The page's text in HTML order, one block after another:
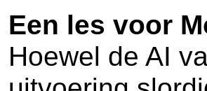
Een les voor
Hoewel de AI